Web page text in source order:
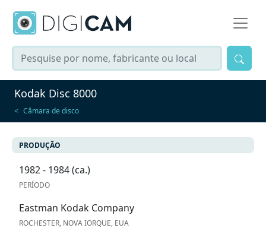
Kodak Disc 8000
Câmara de disco
PRODUÇÃO
1982 - 1984 (ca.)
PERÍODO
Eastman Kodak Company
ROCHESTER, NOVA IORQUE, EUA